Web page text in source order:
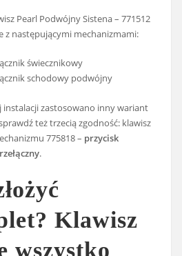
Pearl Podwójny Sistena – 771512
z następującymi mechanizmami:
świecznikowy
schodowy podwójny
instalacji zastosowano inny wariant
też trzecią zgodność: klawisz
775818 – przycisk
.
Klawisz
wszystko